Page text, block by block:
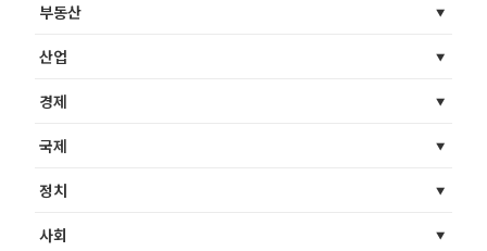
부동산
산업
경제
국제
정치
사회